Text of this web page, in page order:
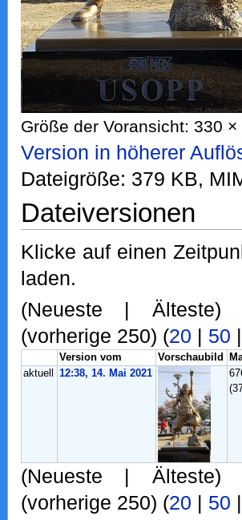
Größe der Voransicht: 330
Version in höherer
Dateigröße: 379 KB,
Dateiversionen
Klicke auf einen
laden.
(Neueste | Älteste)
(vorherige 250) (20 | 50
Version vom Vorschaubild
aktuell
12:38, 14. Mai 2021
(Neueste | Älteste)
(vorherige 250) (20 | 50